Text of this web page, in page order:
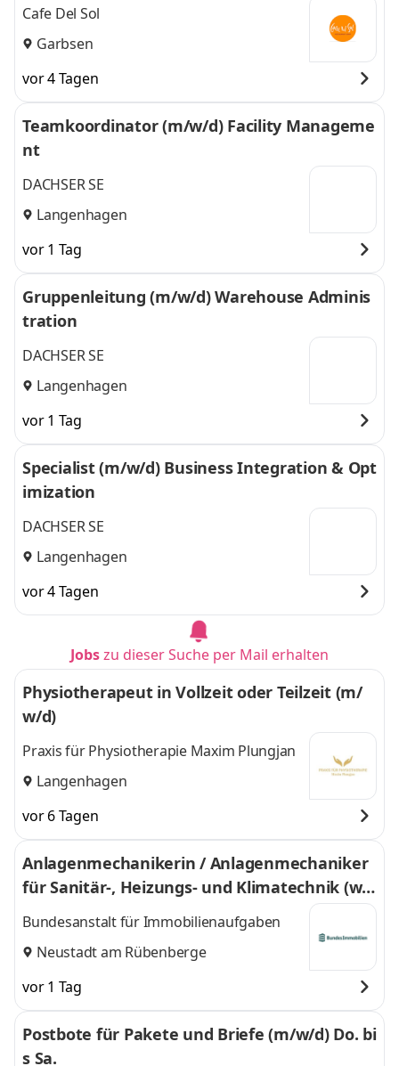
Cafe Del Sol
Garbsen
vor 4 Tagen
Teamkoordinator (m/w/d) Facility Manageme
nt
DACHSER SE
Langenhagen
vor 1 Tag
Gruppenleitung (m/w/d) Warehouse Adminis
tration
DACHSER SE
Langenhagen
vor 1 Tag
Specialist (m/w/d) Business Integration & Opt
imization
DACHSER SE
Langenhagen
vor 4 Tagen
Jobszu dieser Suche per Mail erhalten
Physiotherapeut in Vollzeit oder Teilzeit (m/
w/d)
Praxis für Physiotherapie Maxim Plungjan
Langenhagen
vor 6 Tagen
Anlagen­mechanikerin / Anlagen­mechaniker
für Sanitär-, Heizungs- und Klimatechnik (w/
m/d)
Bundesanstalt für Immobilienaufgaben
Neustadt am Rübenberge
vor 1 Tag
Postbote für Pakete und Briefe (m/w/d) Do. bi
s Sa.